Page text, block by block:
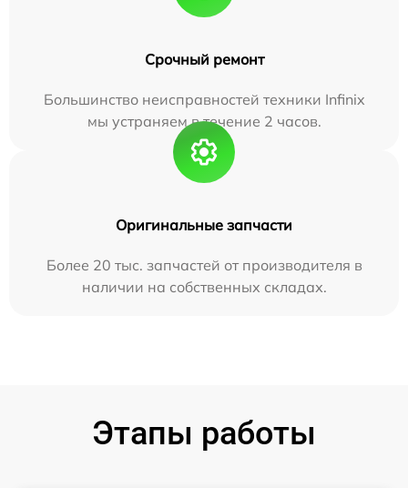
Срочный ремонт
Большинство неисправностей техники Infinix
мы устраняем в течение 2 часов.
Оригинальные запчасти
Более 20 тыс. запчастей от производителя в
наличии на собственных складах.
Этапы работы